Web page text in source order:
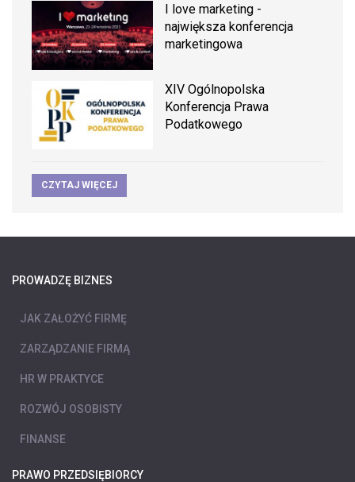
I love marketing -
największa konferencja
marketingowa
XIV Ogólnopolska
Konferencja Prawa
Podatkowego
CZYTAJ WIĘCEJ
PROWADZĘ BIZNES
JAK ZAŁOŻYĆ FIRMĘ
ZARZĄDZANIE FIRMĄ
HR W PRAKTYCE
ROZWÓJ OSOBISTY
FINANSE
PRAWO PRZEDSIĘBIORCY